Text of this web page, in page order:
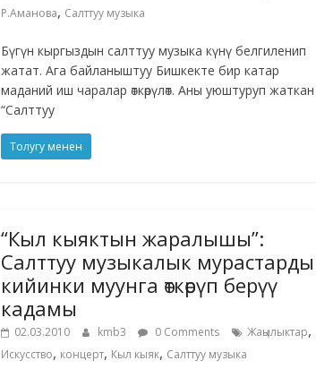
Р.Аманова, Салттуу музыка
Бүгүн кыргыздын салттуу музыка күнү белгиленип
жатат. Ага байланыштуу Бишкекте бир катар
маданий иш чаралар өткөрүлөт. Аны уюштуруп жаткан
“Салттуу
Толугу менен
“Кыл кыяктын жаралышы”:
Салттуу музыкалык мурастарды
кийинки муунга өткөрүп берүү
кадамы
02.03.2010 kmb3 0 Comments Жаңылыктар,
Искусство, концерт, Кыл кыяк, Салттуу музыка